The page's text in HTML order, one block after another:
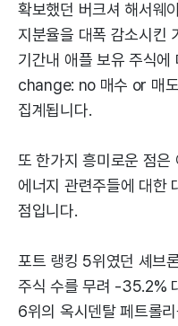
확보했던 버크셔 해서웨
지분율을 대폭 감소시킨
기간내 애플 보유 주식
change: no 매수 or 매
집계됩니다.
또 한가지 흥미로운 점
에너지 관련주들에 대한
점입니다.
포트 랭킹 5위였던 셰브
주식 수를 무려 -35.2%
6위의 옥시덴탈 페트롤